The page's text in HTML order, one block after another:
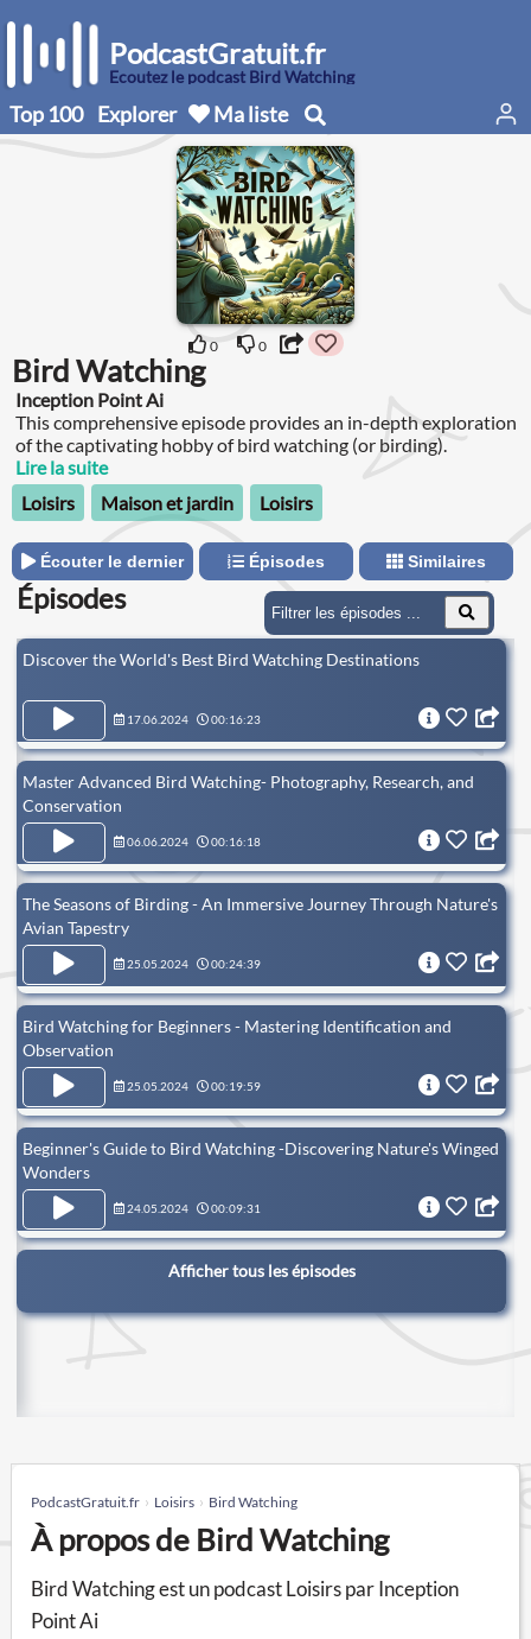
PodcastGratuit.fr
Écoutez le podcast Bird Watching
Top 100 Explorer Ma liste
0 0
Bird Watching
Inception Point Ai
This comprehensive episode provides an in-depth exploration
of the captivating hobby of bird watching (or birding).
Lire la suite
Loisirs
Maison et jardin Loisirs
Écouter le dernier Épisodes Similaires
Épisodes
Discover the World's Best Bird Watching Destinations
17.06.2024 00:16:23
Master Advanced Bird Watching- Photography, Research, and
Conservation
06.06.2024 00:16:18
The Seasons of Birding - An Immersive Journey Through Nature's
Avian Tapestry
25.05.2024 00:24:39
Bird Watching for Beginners - Mastering Identification and
Observation
25.05.2024 00:19:59
Beginner's Guide to Bird Watching -Discovering Nature's Winged
Wonders
24.05.2024 00:09:31
Afficher tous les épisodes
PodcastGratuit.fr Loisirs Bird Watching
À propos de Bird Watching
Bird Watching est un podcast Loisirs par Inception
Point Ai